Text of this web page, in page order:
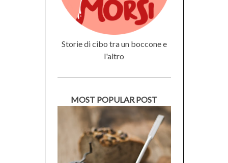
Storie di cibo tra un boccone e
l'altro
MOST POPULAR POST